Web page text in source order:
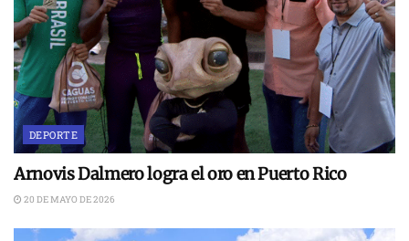
DEPORTE
Arnovis Dalmero logra el oro en Puerto Rico
20 DE MAYO DE 2026